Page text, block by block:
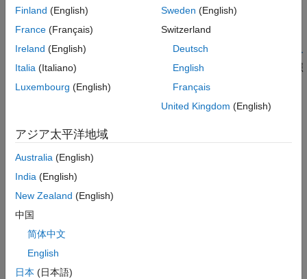
トラブルシューティング
ルール違反を想定していてもその違反が表示されない場合、
コー
ディング規約違反が想定どおりに表示されない理由の診断
を参照
します。
グループ:ポインターと配列
カテゴリ:
必要
PQL 名:
std.misra_c_2012.R18_8
バージョン履歴
R2024b:
Finland (English)
France (Français)
Ireland (English)
Italia (Italiano)
Luxembourg (English)
Sweden (English)
Switzerland
Deutsch
English
Français
United Kingdom (English)
アジア太平洋地域
Australia (English)
India (English)
New Zealand (English)
中国
简体中文
English
日本 (日本語)